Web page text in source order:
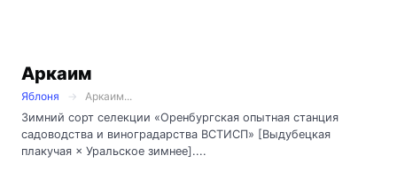
Аркаим
Яблоня
Аркаим...
Зимний сорт селекции «Оренбургская опытная станция
садоводства и виноградарства ВСТИСП» [Выдубецкая
плакучая × Уральское зимнее]....